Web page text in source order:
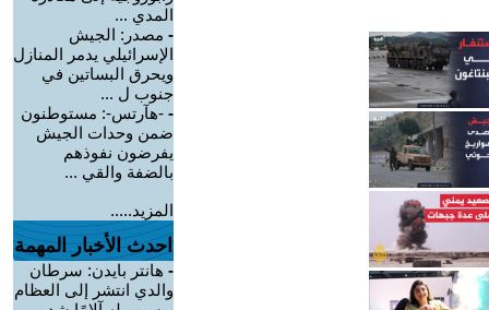
المدي ...
- مصدر: الجيش
الإسرائيلي يدمر المنازل
ويحرق البساتين في
جنوب ل ...
- -هآرتس-: مستوطنون
ضمن وحدات الجيش
يفرضون نفوذهم
بالضفة والقي ...
المزيد.....
احدث الأخبار المهمة
- هانتر بايدن: سرطان
والدي انتشر إلى العظام